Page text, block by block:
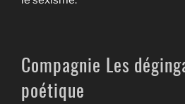
Compagnie Les
poétique